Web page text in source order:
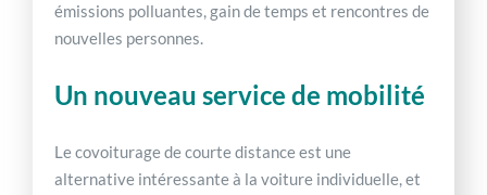
émissions polluantes, gain de temps et rencontres de
nouvelles personnes.
Un nouveau service de mobilité
Le covoiturage de courte distance est une
alternative intéressante à la voiture individuelle, et